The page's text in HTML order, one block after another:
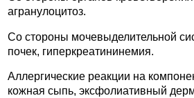
агранулоцитоз.
Со стороны мочевыделительной
почек, гиперкреатининемия.
Аллергические реакции на
кожная сыпь, эксфолиативный